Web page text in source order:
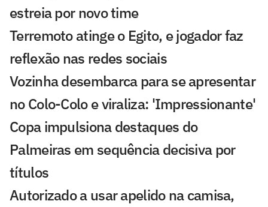
estreia por novo time
Terremoto atinge o Egito, e jogador faz
reflexão nas redes sociais
Vozinha desembarca para se apresentar
no Colo-Colo e viraliza: 'Impressionante'
Copa impulsiona destaques do
Palmeiras em sequência decisiva por
títulos
Autorizado a usar apelido na camisa,